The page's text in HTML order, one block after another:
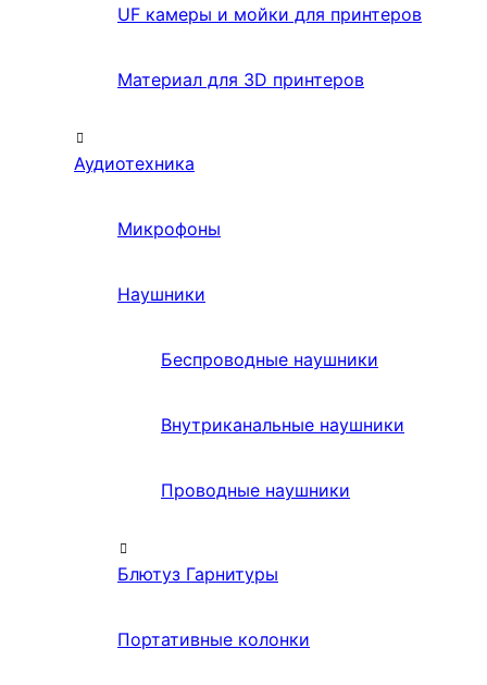
UF камеры и мойки для принтеров
Материал для 3D принтеров
Аудиотехника
Микрофоны
Наушники
Беспроводные наушники
Внутриканальные наушники
Проводные наушники
Блютуз Гарнитуры
Портативные колонки